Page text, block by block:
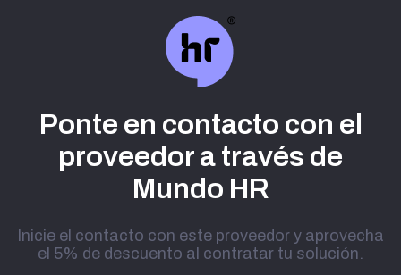
Ponte en contacto con el
proveedor a través de
Mundo HR
Inicie el contacto con este proveedor y aprovecha
el 5% de descuento al contratar tu solución.